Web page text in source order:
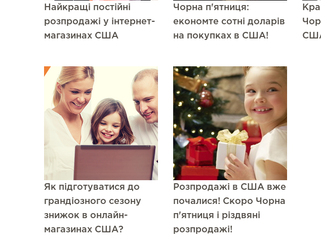
Найкращі постійні
розпродажі у інтернет-
магазинах США
Чорна п'ятниця:
економте сотні доларів
на покупках в США!
Як підготуватися до
грандіозного сезону
знижок в онлайн-
магазинах США?
Розпродажі в США вже
почалися! Скоро Чорна
п'ятниця і різдвяні
розпродажі!